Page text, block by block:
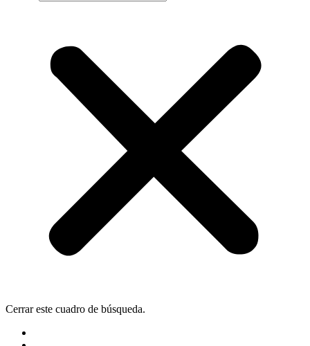
Cerrar este cuadro de búsqueda.